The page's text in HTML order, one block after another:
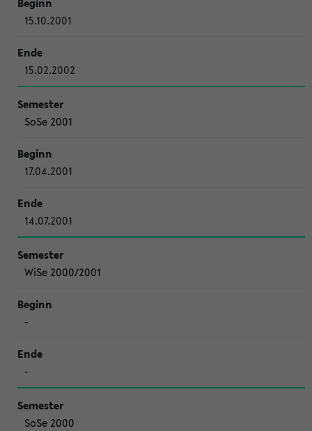
15.10.2001
15.02.2002
SoSe 2001
17.04.2001
14.07.2001
WiSe 2000/2001
-
-
SoSe 2000